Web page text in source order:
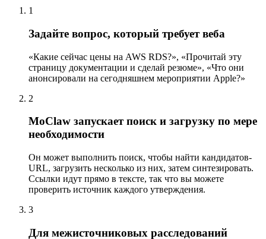
1
Задайте вопрос, который требует веба
«Какие сейчас цены на AWS RDS?», «Прочитай эту
страницу документации и сделай резюме», «Что они
анонсировали на сегодняшнем мероприятии Apple?»
2
MoClaw запускает поиск и загрузку по мере
необходимости
Он может выполнить поиск, чтобы найти кандидатов-
URL, загрузить несколько из них, затем синтезировать.
Ссылки идут прямо в тексте, так что вы можете
проверить источник каждого утверждения.
3
Для межисточниковых расследований